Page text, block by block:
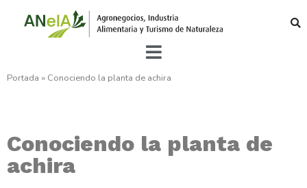
Portada » Conociendo la planta de achira
Conociendo la planta de
achira